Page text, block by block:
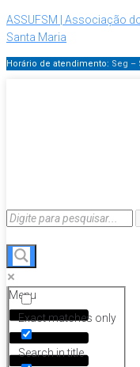
ASSUFSM | Associação
Santa Maria
Horário de atendimento: Seg –
Exact matches only
Search in title
Menu